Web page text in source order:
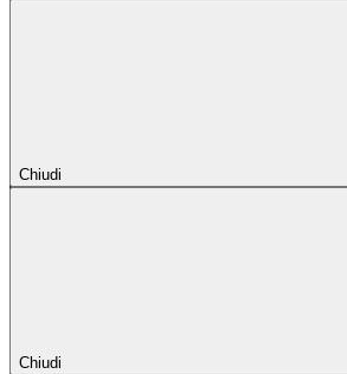
Chiudi
Chiudi